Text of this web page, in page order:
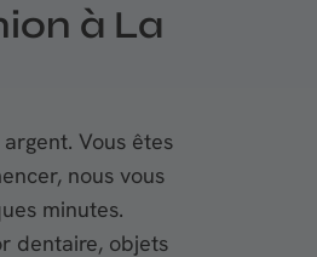
à La
Vous êtes
nous vous
minutes.
dentaire, objets